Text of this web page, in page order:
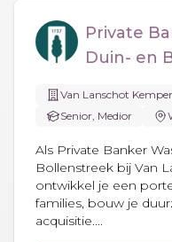
Private
Duin- en
Van Lanschot
Senior, Medior
Als Private Banker
Bollenstreek bij Van
ontwikkel je een
families, bouw je
acquisitie....